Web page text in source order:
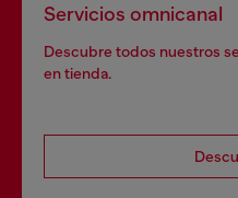
Servicios omnicanal
Descubre todos nuestros
en tienda.